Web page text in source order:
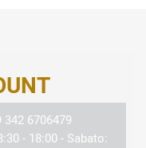
342 6706479
- 18:00 - Sabato: